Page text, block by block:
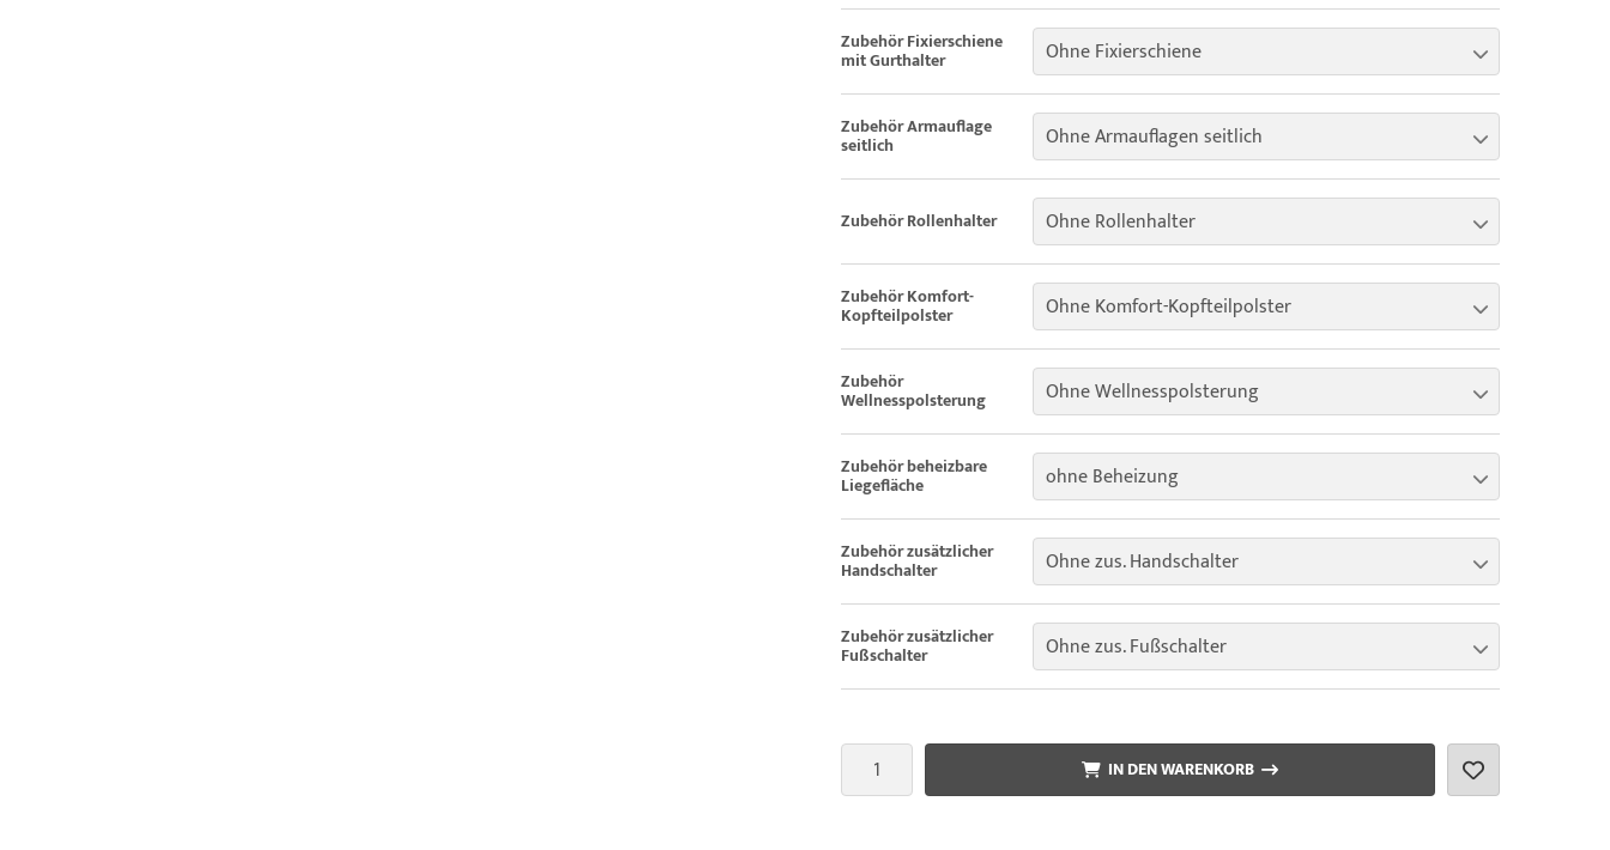
Zubehör Fixierschiene
mit Gurthalter Ohne Fixierschiene
Zubehör Armauflage
seitlich Ohne Armauflagen seitlich
Zubehör Rollenhalter Ohne Rollenhalter
Zubehör Komfort-
Kopfteilpolster Ohne Komfort-Kopfteilpolster
Zubehör
Wellnesspolsterung Ohne Wellnesspolsterung
Zubehör beheizbare
Liegefläche ohne Beheizung
Zubehör zusätzlicher
Handschalter Ohne zus. Handschalter
Zubehör zusätzlicher
Fußschalter Ohne zus. Fußschalter
IN DEN WARENKORB